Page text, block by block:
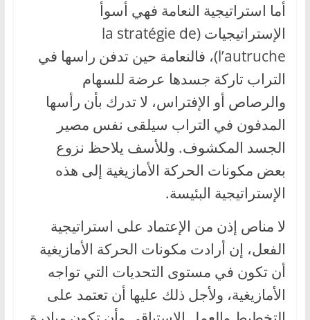
أما استراتيجية النعامة فهي أسوأ
الإستراتيجيات (la stratégie de
l’autruche)، فالنعامة حين تدفن راسها في
التراب تاركة جسدها عرضة للسهام
والرصاص أو الإفتراس، لا تدرك بأن رأسها
المدفون في التراب سيلقى نفس مصير
الجسد المكشوف. وللأسف يلاحظ نزوع
بعض مكونات الحركة الأمازيغية إلى هذه
الإستراتيجية البئيسة.
لا مناص إذن من الإعتماد على استراتيجية
الفعل، إن أرادت مكونات الحركة الأمازيغية
أن تكون في مستوى التحديات التي تواجه
الأمازيغية، ولأجل ذلك عليها أن تعتمد على